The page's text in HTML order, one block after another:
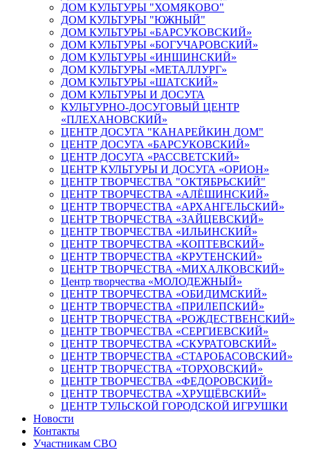
ДОМ КУЛЬТУРЫ "ХОМЯКОВО"
ДОМ КУЛЬТУРЫ "ЮЖНЫЙ"
ДОМ КУЛЬТУРЫ «БАРСУКОВСКИЙ»
ДОМ КУЛЬТУРЫ «БОГУЧАРОВСКИЙ»
ДОМ КУЛЬТУРЫ «ИНШИНСКИЙ»
ДОМ КУЛЬТУРЫ «МЕТАЛЛУРГ»
ДОМ КУЛЬТУРЫ «ШАТСКИЙ»
ДОМ КУЛЬТУРЫ И ДОСУГА
КУЛЬТУРНО-ДОСУГОВЫЙ ЦЕНТР
«ПЛЕХАНОВСКИЙ»
ЦЕНТР ДОСУГА "КАНАРЕЙКИН ДОМ"
ЦЕНТР ДОСУГА «БАРСУКОВСКИЙ»
ЦЕНТР ДОСУГА «РАССВЕТСКИЙ»
ЦЕНТР КУЛЬТУРЫ И ДОСУГА «ОРИОН»
ЦЕНТР ТВОРЧЕСТВА "ОКТЯБРЬСКИЙ"
ЦЕНТР ТВОРЧЕСТВА «АЛЁШИНСКИЙ»
ЦЕНТР ТВОРЧЕСТВА «АРХАНГЕЛЬСКИЙ»
ЦЕНТР ТВОРЧЕСТВА «ЗАЙЦЕВСКИЙ»
ЦЕНТР ТВОРЧЕСТВА «ИЛЬИНСКИЙ»
ЦЕНТР ТВОРЧЕСТВА «КОПТЕВСКИЙ»
ЦЕНТР ТВОРЧЕСТВА «КРУТЕНСКИЙ»
ЦЕНТР ТВОРЧЕСТВА «МИХАЛКОВСКИЙ»
Центр творчества «МОЛОДЕЖНЫЙ»
ЦЕНТР ТВОРЧЕСТВА «ОБИДИМСКИЙ»
ЦЕНТР ТВОРЧЕСТВА «ПРИЛЕПСКИЙ»
ЦЕНТР ТВОРЧЕСТВА «РОЖДЕСТВЕНСКИЙ»
ЦЕНТР ТВОРЧЕСТВА «СЕРГИЕВСКИЙ»
ЦЕНТР ТВОРЧЕСТВА «СКУРАТОВСКИЙ»
ЦЕНТР ТВОРЧЕСТВА «СТАРОБАСОВСКИЙ»
ЦЕНТР ТВОРЧЕСТВА «ТОРХОВСКИЙ»
ЦЕНТР ТВОРЧЕСТВА «ФЕДОРОВСКИЙ»
ЦЕНТР ТВОРЧЕСТВА «ХРУЩЁВСКИЙ»
ЦЕНТР ТУЛЬСКОЙ ГОРОДСКОЙ ИГРУШКИ
Новости
Контакты
Участникам СВО